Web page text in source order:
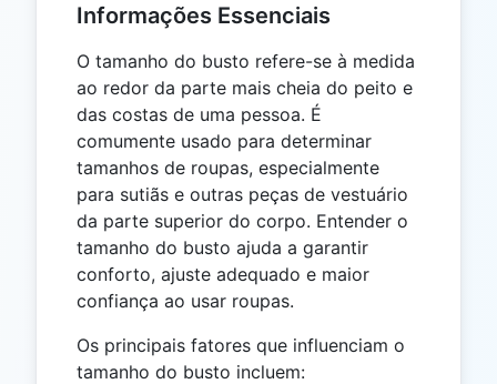
Informações Essenciais
O tamanho do busto refere-se à medida
ao redor da parte mais cheia do peito e
das costas de uma pessoa. É
comumente usado para determinar
tamanhos de roupas, especialmente
para sutiãs e outras peças de vestuário
da parte superior do corpo. Entender o
tamanho do busto ajuda a garantir
conforto, ajuste adequado e maior
confiança ao usar roupas.
Os principais fatores que influenciam o
tamanho do busto incluem: